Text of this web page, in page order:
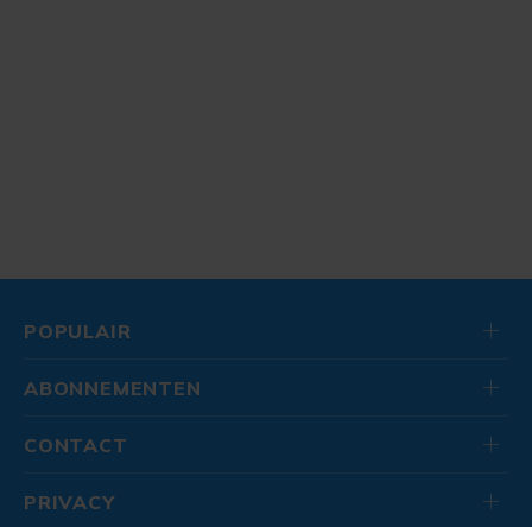
POPULAIR
ABONNEMENTEN
CONTACT
PRIVACY